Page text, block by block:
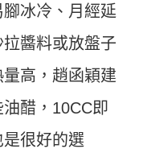
冰冷、月經延
醬料或放盤子
高，趙函穎建
醋，10CC即
很好的選